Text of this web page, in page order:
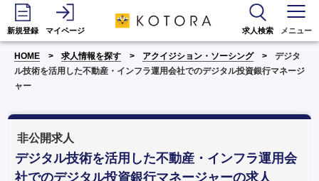
新規登録 マイページ 求人検索 メニュー
HOME 求人情報を探す アクイジション・ソーシング
デジタ
ル技術を活用した不動産・インフラ運用会社でのデジタル投資銀行マネージ
ャー
非公開求人
デジタル技術を活用した不動産・インフラ運用会
社でのデジタル投資銀行マネージャーの求人